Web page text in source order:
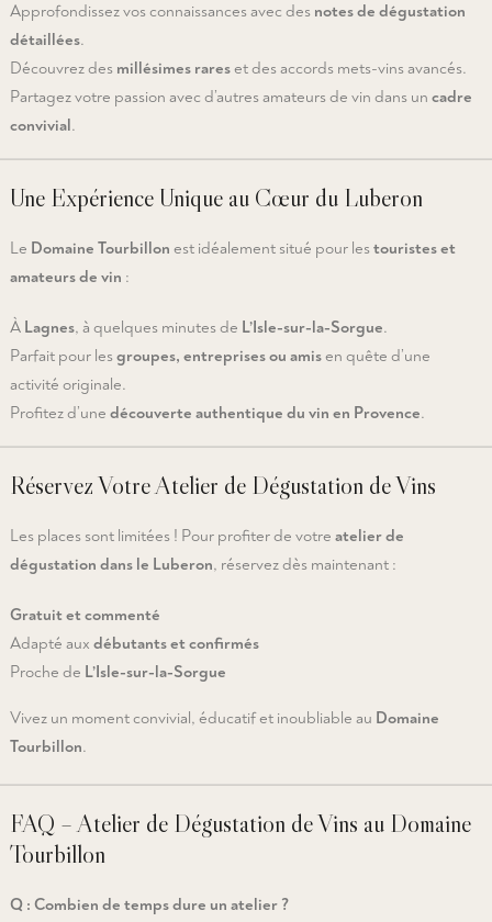
Approfondissez vos connaissances avec des notes de dégustation
détaillées.
Découvrez des millésimes rareset des accords mets-vins avancés.
Partagez votre passion avec d’autres amateurs de vin dans un cadre
convivial.
Une Expérience Unique au Cœur du Luberon
Le Domaine Tourbillon est idéalement situé pour lestouristes et
amateurs de vin :
À Lagnes, à quelques minutes de L’Isle-sur-la-Sorgue.
Parfait pour lesgroupes, entreprises ou amisen quête d’une
activité originale.
Profitez d’une découverte authentique du vin en Provence.
Réservez Votre Atelier de Dégustation de Vins
Les places sont limitées ! Pour profiter de votre atelier de
dégustation dans le Luberon, réservez dès maintenant :
Gratuit et commenté
Adapté aux débutants et confirmés
Proche de L’Isle-sur-la-Sorgue
Vivez un moment convivial, éducatif et inoubliable au Domaine
Tourbillon.
FAQ – Atelier de Dégustation de Vins au Domaine
Tourbillon
Q : Combien de temps dure un atelier ?